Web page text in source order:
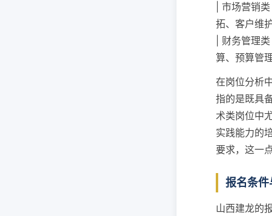
| 市场营销
拓、客户维
| 财务管理
算、预算管
在岗位分析
指的是既具
术类岗位中
实践能力的
要求，这一
报名条件
山西建龙的